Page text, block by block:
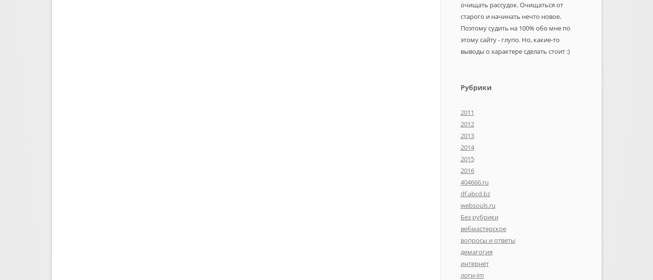
очищать рассудок. Очищаться от
старого и начинать нечто новое.
Поэтому судить на 100% обо мне по
этому сайту - глупо. Но, какие-то
выводы о характере сделать стоит :)
Рубрики
2011
2012
2013
2014
2015
2016
404666.ru
df.abcd.bz
websouls.ru
Без рубрики
вебмастерское
вопросы и ответы
демагогия
интернет
логи-im